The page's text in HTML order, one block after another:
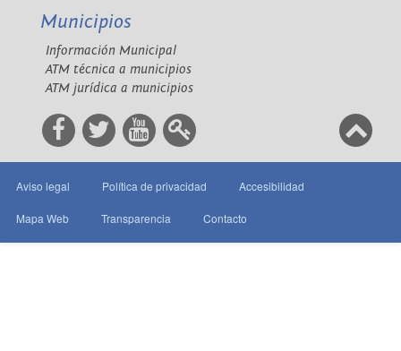
Municipios
Información Municipal
ATM técnica a municipios
ATM jurídica a municipios
Aviso legal Política de privacidad Accesibilidad
Mapa Web Transparencia Contacto